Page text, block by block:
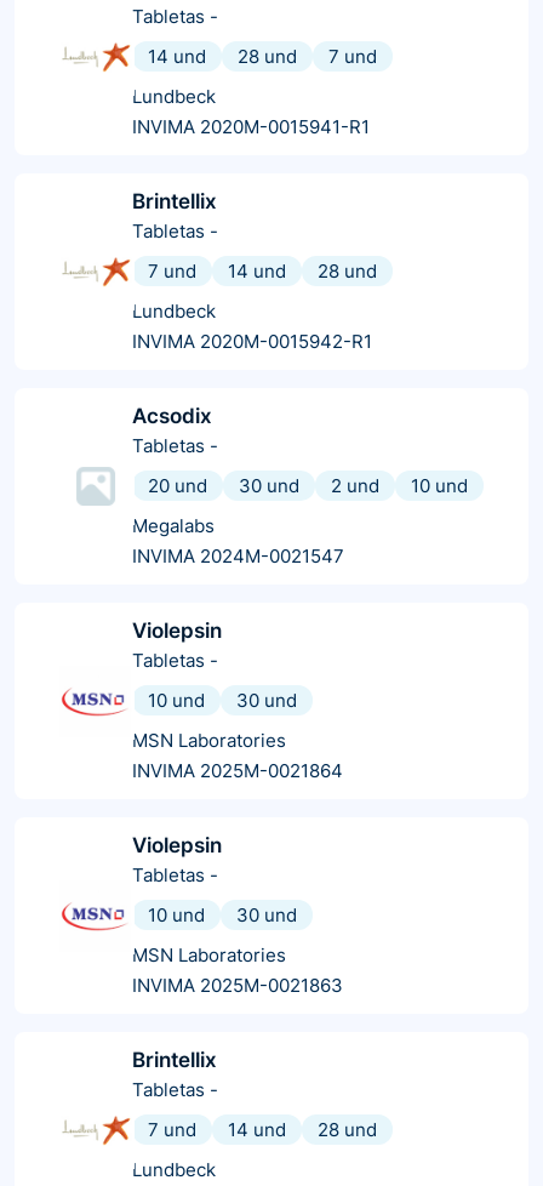
Tabletas -
14 und
28 und
7 und
Lundbeck
INVIMA 2020M-0015941-R1
Brintellix
Tabletas -
7 und
14 und
28 und
Lundbeck
INVIMA 2020M-0015942-R1
Acsodix
Tabletas -
20 und
30 und 2 und
10 und
Megalabs
INVIMA 2024M-0021547
Violepsin
Tabletas -
10 und
30 und
MSN Laboratories
INVIMA 2025M-0021864
Violepsin
Tabletas -
10 und
30 und
MSN Laboratories
INVIMA 2025M-0021863
Brintellix
Tabletas -
7 und
14 und
28 und
Lundbeck